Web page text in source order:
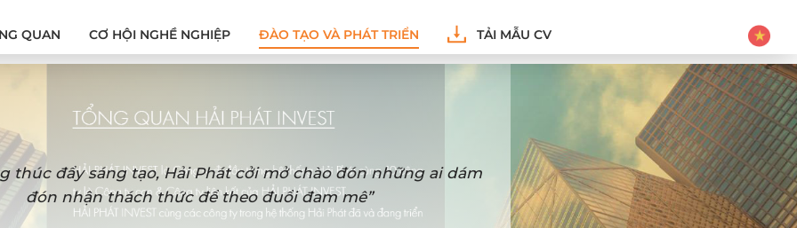
QUAN CƠ HỘI NGHỀ NGHIỆP ĐÀO TẠO VÀ PHÁT TRIỂN TẢI MẪU CV
thúc đẩy sáng tạo, Hải Phát cởi mở chào đón những ai dám
đón nhận thách thức để theo đuổi đam mê”